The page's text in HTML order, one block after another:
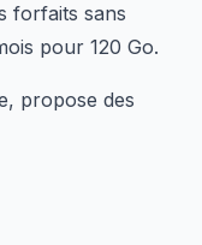
forfaits sans
pour 120 Go.
propose des